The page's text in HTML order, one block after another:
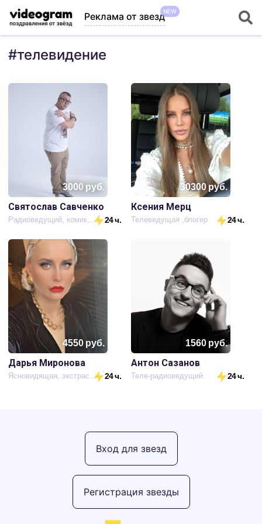
Реклама от звездNEW
#телевидение
3000 руб.
Святослав Савченко
Радиоведущий, комик, блогер. 24 ч.
30300руб.
Ксения Мерц
Телеведущая ,блогер 24 ч.
4550руб.
Дарья Миронова
Ясновидящая, экстрасенс 24 ч.
1560руб.
Антон Сазанов
Теле-радиоведущий 24 ч.
Регистрация звезды
Вход для звезд